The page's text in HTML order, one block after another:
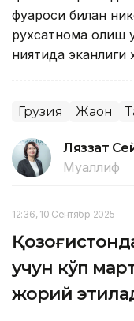
фуқароси билан
рухсатнома олиш
ниятида эканлиги
Грузия Жаҳон
Ляззат
Муаллиф
12:36, 10 Сентябр 2025
учун кўп
жорий